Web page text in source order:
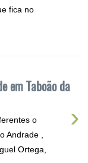
fica no
em Taboão da
›
o
Andrade ,
Ortega,